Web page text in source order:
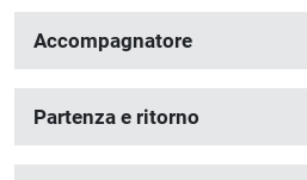
Accompagnatore
Partenza e ritorno